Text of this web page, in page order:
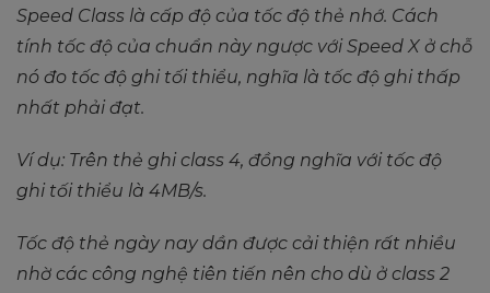
Speed Class là cấp độ của tốc độ thẻ nhớ. Cách
tính tốc độ của chuẩn này ngược với Speed X ở chỗ
nó đo tốc độ ghi tối thiểu, nghĩa là tốc độ ghi thấp
nhất phải đạt.
Ví dụ: Trên thẻ ghi class 4, đồng nghĩa với tốc độ
ghi tối thiểu là 4MB/s.
Tốc độ thẻ ngày nay dần được cải thiện rất nhiều
nhờ các công nghệ tiên tiến nên cho dù ở class 2